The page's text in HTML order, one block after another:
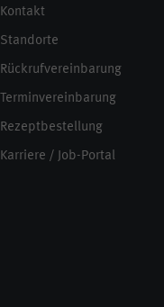
Kontakt
Standorte
Rückrufvereinbarung
Terminvereinbarung
Rezeptbestellung
Karriere / Job-Portal